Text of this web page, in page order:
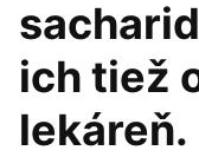
ich tiež
lekáreň.